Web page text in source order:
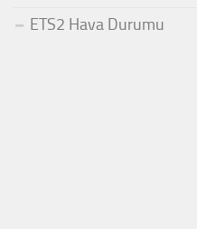
ETS2 Hava Durumu